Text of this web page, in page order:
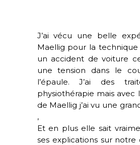
J’ai vécu une belle
Maellig pour la technique
un accident de voiture
une tension dans le
l’épaule. J’ai des
physiothérapie mais
de Maellig j’ai vu une
,
Et en plus elle sait
ses explications sur